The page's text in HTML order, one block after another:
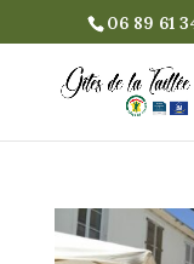
06 89 61